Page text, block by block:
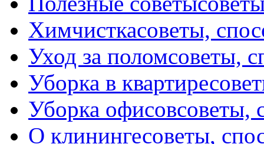
Химчисткасоветы,
Уход за поломсоветы,
Уборка в квартире
Уборка офисовсоветы,
О клинингесоветы,